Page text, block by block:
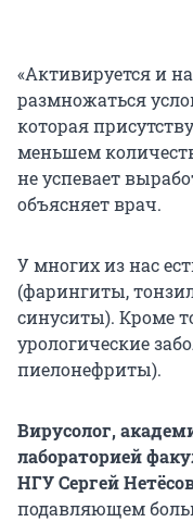
«Активируется и
размножаться
которая
меньшем
не успевает
объясняет врач.
У многих из нас
(фарингиты,
синуситы). Кроме
урологические
пиелонефриты).
Вирусолог,
лабораторией
НГУ Сергей
подавляющем